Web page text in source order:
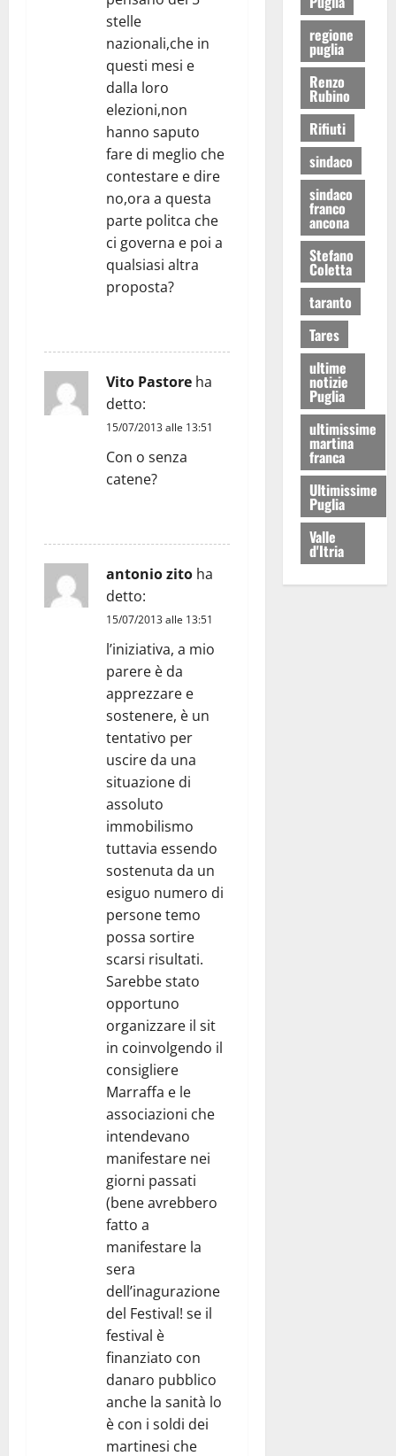
stelle
nazionali,che in
questi mesi e
dalla loro
elezioni,non
hanno saputo
fare di meglio che
contestare e dire
no,ora a questa
parte politca che
ci governa e poi a
qualsiasi altra
proposta?
Vito Pastore ha
detto:
15/07/2013 alle 13:51
Con o senza
catene?
antonio zito ha
detto:
15/07/2013 alle 13:51
l’iniziativa, a mio
parere è da
apprezzare e
sostenere, è un
tentativo per
uscire da una
situazione di
assoluto
immobilismo
tuttavia essendo
sostenuta da un
esiguo numero di
persone temo
possa sortire
scarsi risultati.
Sarebbe stato
opportuno
organizzare il sit
in coinvolgendo il
consigliere
Marraffa e le
associazioni che
intendevano
manifestare nei
giorni passati
(bene avrebbero
fatto a
manifestare la
sera
dell’inagurazione
del Festival! se il
festival è
finanziato con
danaro pubblico
anche la sanità lo
è con i soldi dei
martinesi che
regione
puglia
Renzo
Rubino
Rifiuti
sindaco
sindaco
franco
ancona
Stefano
Coletta
taranto
Tares
ultime
notizie
Puglia
ultimissime
martina
franca
Ultimissime
Puglia
Valle
d'Itria